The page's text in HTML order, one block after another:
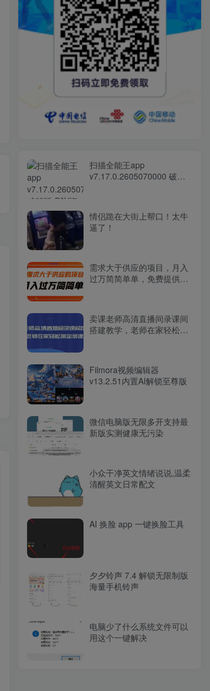
扫描全能王app
v7.17.0.2605070000 破解
情侣跪在大街上帮口！太牛
逼了！
需求大于供应的项目，月入
过万简简单单，免费提供一
卖课老师高清直播间录课间
搭建教学，老师在家轻松搞
Filmora视频编辑器
v13.2.51内置AI解锁至尊版
微信电脑版无限多开支持最
新版实测健康无污染
小众干净英文情绪说说,温柔
清醒英文日常配文
AI 换脸 app 一键换脸工具
夕夕铃声 7.4 解锁无限制版
海量手机铃声
电脑少了什么系统文件可以
用这个一键解决